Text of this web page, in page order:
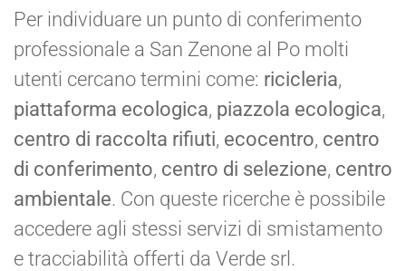
Per individuare un punto di conferimento
professionale a San Zenone al Po molti
utenti cercano termini come: ricicleria,
piattaforma ecologica, piazzola ecologica,
centro di raccolta rifiuti, ecocentro, centro
di conferimento, centro di selezione, centro
ambientale. Con queste ricerche è possibile
accedere agli stessi servizi di smistamento
e tracciabilità offerti da Verde srl.